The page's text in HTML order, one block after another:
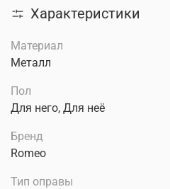
Характеристики
Материал
Металл
Пол
Для него, Для неё
Бренд
Romeo
Тип оправы